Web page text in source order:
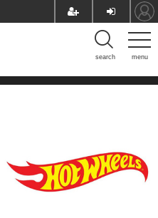
menu
search